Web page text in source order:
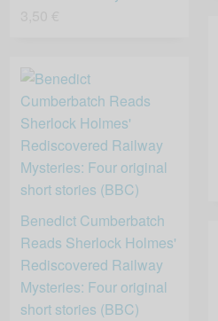
Benedict Cumberbatch
Reads Sherlock Holmes'
Rediscovered Railway
Mysteries: Four original
short stories (BBC)